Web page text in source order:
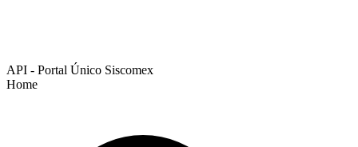
API - Portal Único Siscomex
Home